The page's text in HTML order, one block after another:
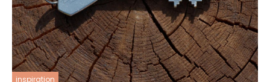
inspiration